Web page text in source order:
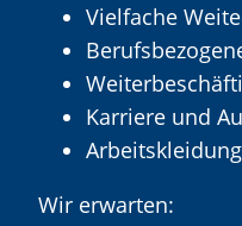
Vielfache
Karriere und
Wir erwarten: